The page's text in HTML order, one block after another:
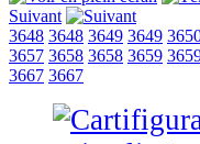
Suivant
3648 3648 3649 3649
3657 3658 3658 3659
3667 3667